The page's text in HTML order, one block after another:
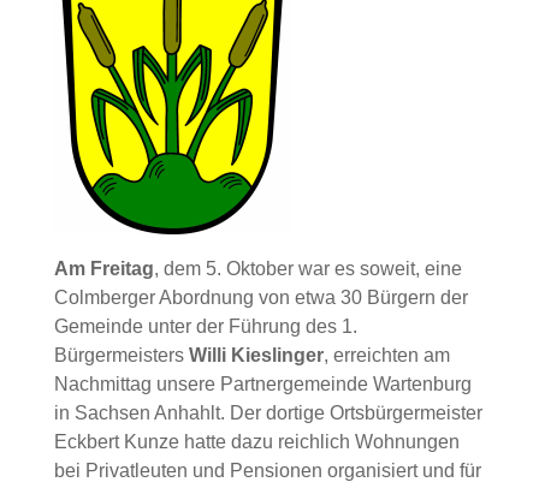
Am Freitag, dem 5. Oktober war es soweit, eine
Colmberger Abordnung von etwa 30 Bürgern der
Gemeinde unter der Führung des 1.
Bürgermeisters Willi Kieslinger, erreichten am
Nachmittag unsere Partnergemeinde Wartenburg
in Sachsen Anhahlt. Der dortige Ortsbürgermeister
Eckbert Kunze hatte dazu reichlich Wohnungen
bei Privatleuten und Pensionen organisiert und für